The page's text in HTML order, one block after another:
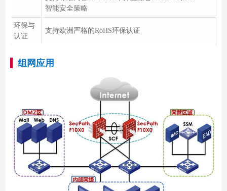
智能安全策略
环保与
认证
支持欧洲严格的RoHS环保认证
组网应用